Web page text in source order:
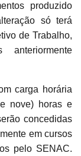
produzido
só terá
de Trabalho,
anteriormente
carga horária
nove) horas e
concedidas
em cursos
pelo SENAC.